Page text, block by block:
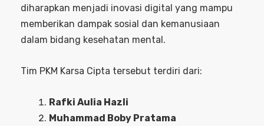
diharapkan menjadi inovasi digital yang mampu
memberikan dampak sosial dan kemanusiaan
dalam bidang kesehatan mental.
Tim PKM Karsa Cipta tersebut terdiri dari:
Rafki Aulia Hazli
Muhammad Boby Pratama